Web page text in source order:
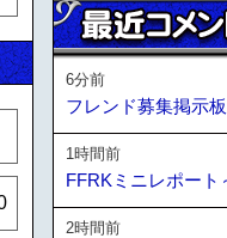
6分前
フレンド募集掲示板
1時間前
FFRKミニレポート
2時間前